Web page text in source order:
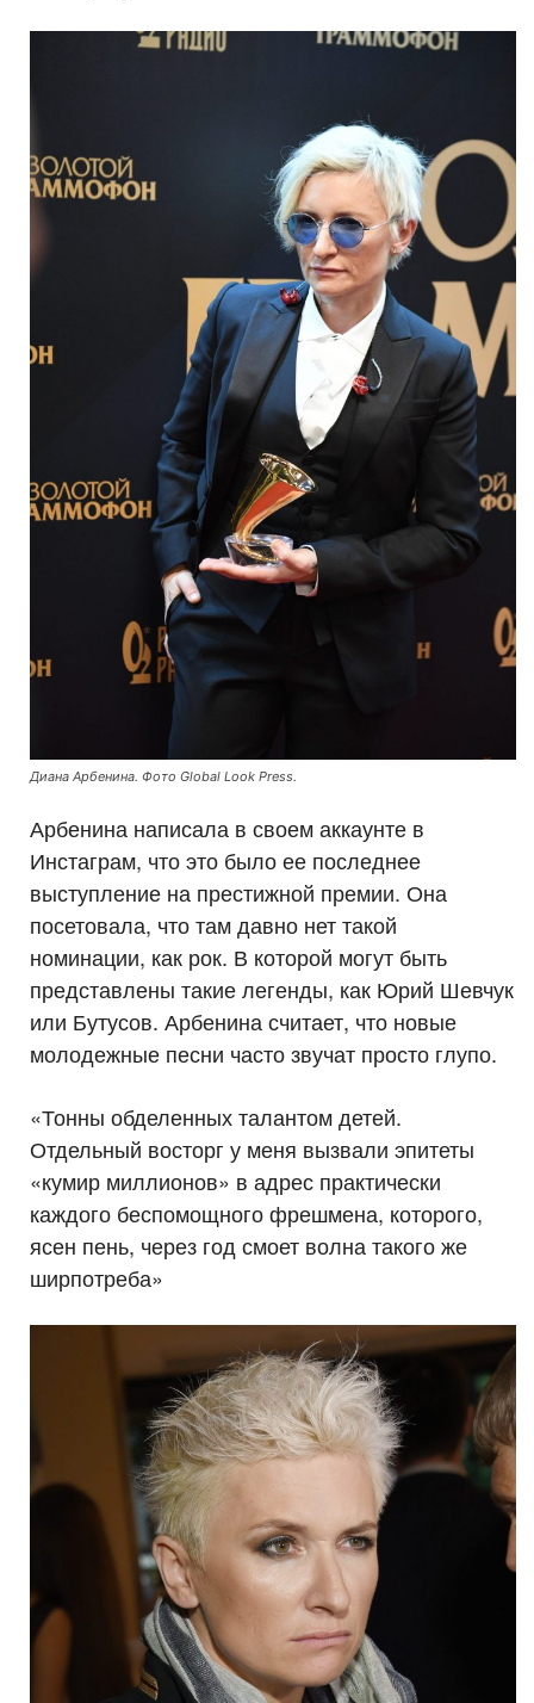
Диана Арбенина. Фото Global Look Press.
Арбенина написала в своем аккаунте в
Инстаграм, что это было ее последнее
выступление на престижной премии. Она
посетовала, что там давно нет такой
номинации, как рок. В которой могут быть
представлены такие легенды, как Юрий Шевчук
или Бутусов. Арбенина считает, что новые
молодежные песни часто звучат просто глупо.
«Тонны обделенных талантом детей.
Отдельный восторг у меня вызвали эпитеты
«кумир миллионов» в адрес практически
каждого беспомощного фрешмена, которого,
ясен пень, через год смоет волна такого же
ширпотреба»